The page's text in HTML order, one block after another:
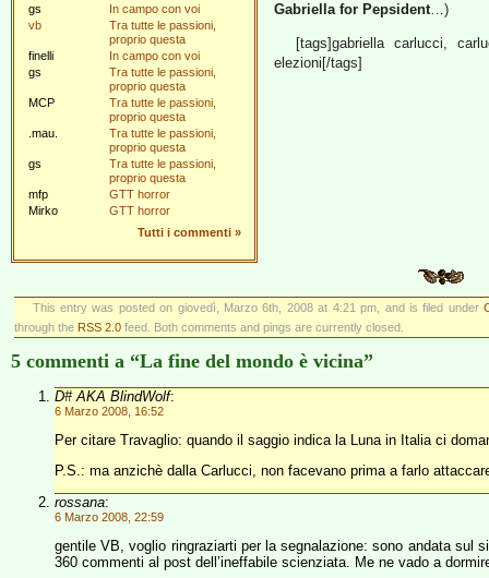
gs
In campo con voi
vb
Tra tutte le passioni,
proprio questa
finelli
In campo con voi
gs
Tra tutte le passioni,
proprio questa
MCP
Tra tutte le passioni,
proprio questa
.mau.
Tra tutte le passioni,
proprio questa
gs
Tra tutte le passioni,
proprio questa
mfp
GTT horror
Mirko
GTT horror
Tutti i commenti »
Gabriella for Pepsident…)
[tags]gabriella carlucci,
elezioni[/tags]
This entry was posted on giovedì, Marzo 6th, 2008 at 4:21 pm, and is filed under
through the RSS 2.0 feed. Both comments and pings are currently closed.
5 commenti a “La fine del mondo è vicina”
D# AKA BlindWolf:
6 Marzo 2008, 16:52
Per citare Travaglio: quando il saggio indica la Luna in Italia ci
P.S.: ma anzichè dalla Carlucci, non facevano prima a farlo
rossana:
6 Marzo 2008, 22:59
gentile VB, voglio ringraziarti per la segnalazione: sono andata sul
360 commenti al post dell’ineffabile scienziata. Me ne vado a